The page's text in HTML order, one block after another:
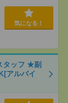
気になる！
タッフ ★副
アルバイ